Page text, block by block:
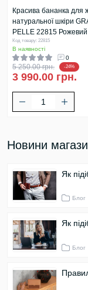
Красива бананка для
натуральної шкіри
PELLE 22815 Рожевий
Код товару: 22815
В наявності
0
5 250.00 грн. -24%
3 990.00 грн.
Новини
Як
Блог
Як
Блог